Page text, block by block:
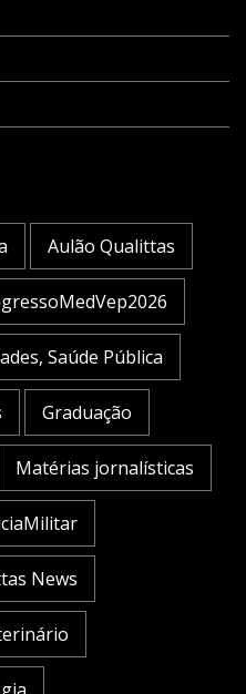
Aulão Qualittas
Saúde Pública
Graduação
Matérias jornalísticas
News